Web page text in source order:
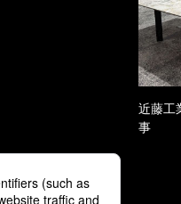
近藤工
事